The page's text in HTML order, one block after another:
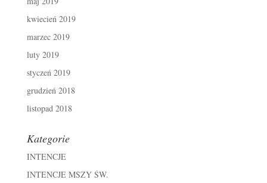
kwiecień 2019
marzec 2019
luty 2019
styczeń 2019
grudzień 2018
listopad 2018
Kategorie
INTENCJE
INTENCJE MSZY ŚW.